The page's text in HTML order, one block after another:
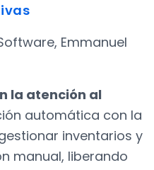
automática con la
inventarios y
manual, liberando